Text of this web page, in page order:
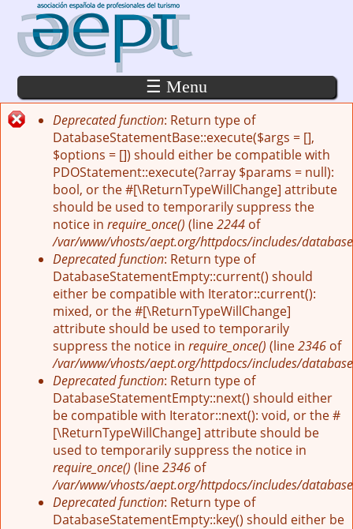
Pasar al contenido principal
☰ Menu
Mensaje de error
Deprecated function: Return type of
DatabaseStatementBase::execute($args = [],
$options = []) should either be compatible with
PDOStatement::execute(?array $params = null):
bool, or the #[\ReturnTypeWillChange] attribute
should be used to temporarily suppress the
notice in require_once() (line2244 of
/var/www/vhosts/aept.org/httpdocs/includes/
Deprecated function: Return type of
DatabaseStatementEmpty::current() should
either be compatible with Iterator::current():
mixed, or the #[\ReturnTypeWillChange]
attribute should be used to temporarily
suppress the notice in require_once() (line2346 of
/var/www/vhosts/aept.org/httpdocs/includes/
Deprecated function: Return type of
DatabaseStatementEmpty::next() should either
be compatible with Iterator::next(): void, or the #
[\ReturnTypeWillChange] attribute should be
used to temporarily suppress the notice in
require_once() (line2346 of
/var/www/vhosts/aept.org/httpdocs/includes/
Deprecated function: Return type of
DatabaseStatementEmpty::key() should either be